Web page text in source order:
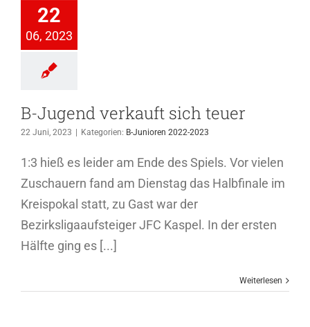
22
06, 2023
sich
teuer
B-Jugend verkauft sich teuer
22 Juni, 2023 Kategorien: B-Junioren 2022-2023
1:3 hieß es leider am Ende des Spiels. Vor vielen
Zuschauern fand am Dienstag das Halbfinale im
Kreispokal statt, zu Gast war der
Bezirksligaaufsteiger JFC Kaspel. In der ersten
Hälfte ging es [...]
Weiterlesen